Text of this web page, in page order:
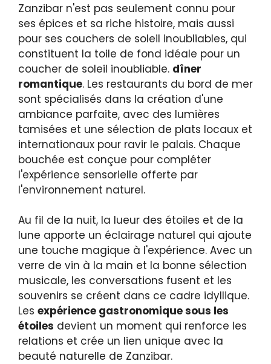
Zanzibar n'est pas seulement connu pour
ses épices et sa riche histoire, mais aussi
pour ses couchers de soleil inoubliables, qui
constituent la toile de fond idéale pour un
coucher de soleil inoubliable. dîner
romantique. Les restaurants du bord de mer
sont spécialisés dans la création d'une
ambiance parfaite, avec des lumières
tamisées et une sélection de plats locaux et
internationaux pour ravir le palais. Chaque
bouchée est conçue pour compléter
l'expérience sensorielle offerte par
l'environnement naturel.
Au fil de la nuit, la lueur des étoiles et de la
lune apporte un éclairage naturel qui ajoute
une touche magique à l'expérience. Avec un
verre de vin à la main et la bonne sélection
musicale, les conversations fusent et les
souvenirs se créent dans ce cadre idyllique.
Les expérience gastronomique sous les
étoiles devient un moment qui renforce les
relations et crée un lien unique avec la
beauté naturelle de Zanzibar.